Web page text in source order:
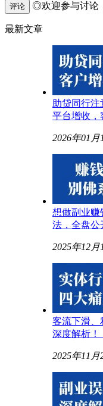
评论 ◎欢迎参与讨论
最新文章
助贷同行
平台增收，
2026年01月
想做副业赚
法，全盘公
2025年12月
客流下滑、
深度解析！
2025年11月